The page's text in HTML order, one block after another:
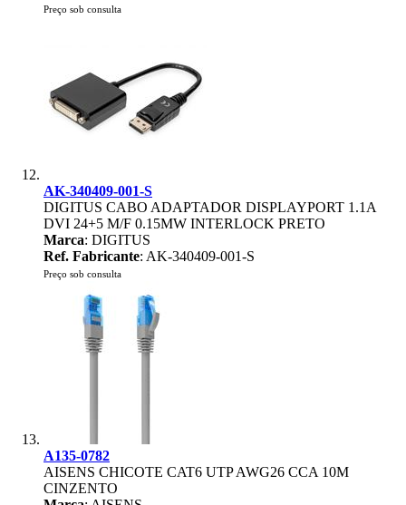
Preço sob consulta
AK-340409-001-S
DIGITUS CABO ADAPTADOR DISPLAYPORT 1.1A
DVI 24+5 M/F 0.15MW INTERLOCK PRETO
Marca: DIGITUS
Ref. Fabricante: AK-340409-001-S
Preço sob consulta
A135-0782
AISENS CHICOTE CAT6 UTP AWG26 CCA 10M
CINZENTO